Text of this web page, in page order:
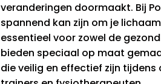
veranderingen doormaakt. Bij
spannend kan zijn om je
essentieel voor zowel de
bieden speciaal op maat
die veilig en effectief zijn